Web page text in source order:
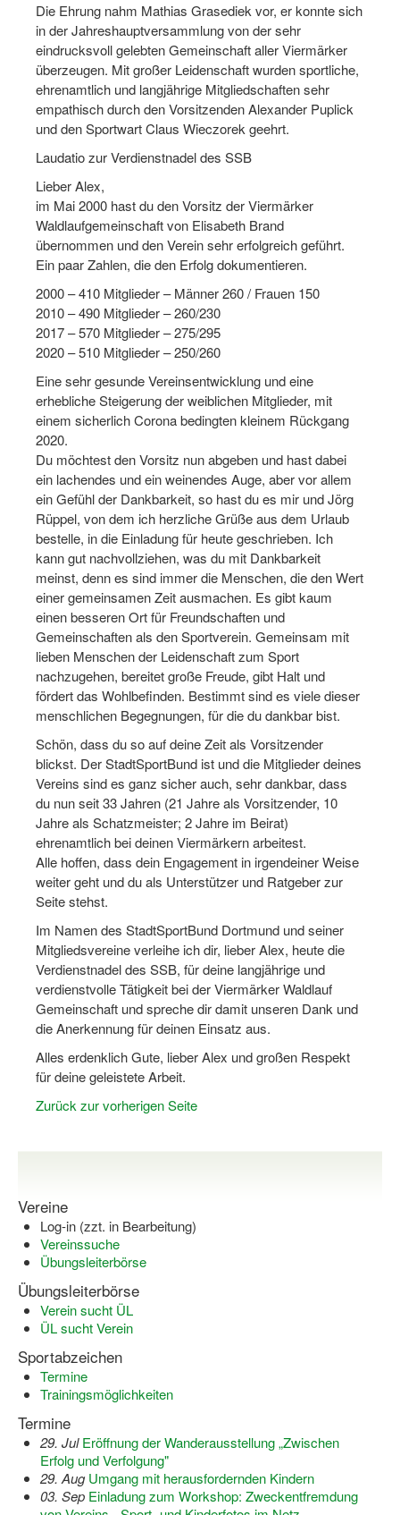
Bewegungskindergarten
Mini-Sportabzeichen
Sportgutschein 4.0
SportartCheck
Sport im Ganztag
Sport vor Ort
Integration durch Sport
NRW bewegt seine KINDER!
Bewegt zu Hause
Bewegt ÄLTER werden in NRW!
Bewegt GESUND bleiben in NRW!
Aktionen zu "Bewegt Älter werden" / "Bewegt gesund
Bewegungsmodel
SSB-Sport
Gymnastik und Entspannung für Frauen
Koronarsport
Seniorensport
Wassergymnastik / Aqua-Step
Reha-Sportangebote in NRW suchen
Sportjugend
Wir über uns "Leitbild"
Vorstand Sportjugend
Vereinsentwicklung – Zeig dein Profil
Ferienfreizeiten
Sporthelferforum
Kinder- und Jugendqualifizierung
Kinderschutz im Sport
Die Ehrung nahm Mathias Grasediek vor, er konnte sich
in der Jahreshauptversammlung von der sehr
eindrucksvoll gelebten Gemeinschaft aller Viermärker
überzeugen. Mit großer Leidenschaft wurden sportliche,
ehrenamtlich und langjährige Mitgliedschaften sehr
empathisch durch den Vorsitzenden Alexander Puplick
und den Sportwart Claus Wieczorek geehrt.
Laudatio zur Verdienstnadel des SSB
Lieber Alex,
im Mai 2000 hast du den Vorsitz der Viermärker
Waldlaufgemeinschaft von Elisabeth Brand
übernommen und den Verein sehr erfolgreich geführt.
Ein paar Zahlen, die den Erfolg dokumentieren.
2000 – 410 Mitglieder – Männer 260 / Frauen 150
2010 – 490 Mitglieder – 260/230
2017 – 570 Mitglieder – 275/295
2020 – 510 Mitglieder – 250/260
Eine sehr gesunde Vereinsentwicklung und eine
erhebliche Steigerung der weiblichen Mitglieder, mit
einem sicherlich Corona bedingten kleinem Rückgang
2020.
Du möchtest den Vorsitz nun abgeben und hast dabei
ein lachendes und ein weinendes Auge, aber vor allem
ein Gefühl der Dankbarkeit, so hast du es mir und Jörg
Rüppel, von dem ich herzliche Grüße aus dem Urlaub
bestelle, in die Einladung für heute geschrieben. Ich
kann gut nachvollziehen, was du mit Dankbarkeit
meinst, denn es sind immer die Menschen, die den Wert
einer gemeinsamen Zeit ausmachen. Es gibt kaum
einen besseren Ort für Freundschaften und
Gemeinschaften als den Sportverein. Gemeinsam mit
lieben Menschen der Leidenschaft zum Sport
nachzugehen, bereitet große Freude, gibt Halt und
fördert das Wohlbefinden. Bestimmt sind es viele dieser
menschlichen Begegnungen, für die du dankbar bist.
Schön, dass du so auf deine Zeit als Vorsitzender
blickst. Der StadtSportBund ist und die Mitglieder deines
Vereins sind es ganz sicher auch, sehr dankbar, dass
du nun seit 33 Jahren (21 Jahre als Vorsitzender, 10
Jahre als Schatzmeister; 2 Jahre im Beirat)
ehrenamtlich bei deinen Viermärkern arbeitest.
Alle hoffen, dass dein Engagement in irgendeiner Weise
weiter geht und du als Unterstützer und Ratgeber zur
Seite stehst.
Im Namen des StadtSportBund Dortmund und seiner
Mitgliedsvereine verleihe ich dir, lieber Alex, heute die
Verdienstnadel des SSB, für deine langjährige und
verdienstvolle Tätigkeit bei der Viermärker Waldlauf
Gemeinschaft und spreche dir damit unseren Dank und
die Anerkennung für deinen Einsatz aus.
Alles erdenklich Gute, lieber Alex und großen Respekt
für deine geleistete Arbeit.
Zurück zur vorherigen Seite
Vereine
Log-in (zzt. in Bearbeitung)
Vereinssuche
Übungsleiterbörse
Übungsleiterbörse
Verein sucht ÜL
ÜL sucht Verein
Sportabzeichen
Termine
Trainingsmöglichkeiten
Termine
29. Jul Eröffnung der Wanderausstellung „Zwischen
Erfolg und Verfolgung"
29. Aug Umgang mit herausfordernden Kindern
03. Sep Einladung zum Workshop: Zweckentfremdung